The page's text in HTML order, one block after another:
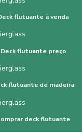
flutuante à venda
Deck flutuante preço
flutuante de madeira
deck flutuante